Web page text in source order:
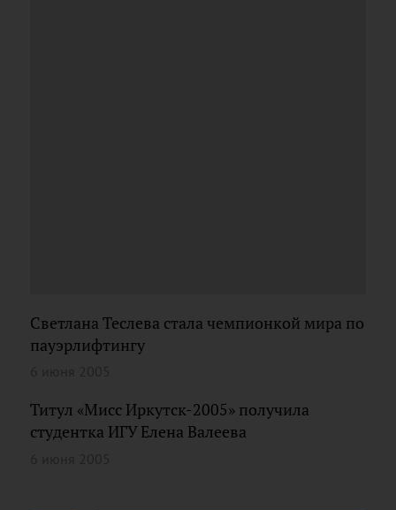
Светлана Теслева стала чемпионкой мира по
пауэрлифтингу
Титул «Мисс Иркутск-2005» получила
студентка ИГУ Елена Валеева